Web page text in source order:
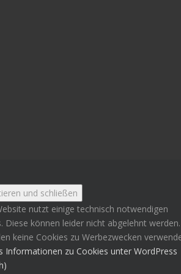
nutzt einige technisch notwendigen
Diese können leider nicht abgelehnt werden.
keine Cookies zu Werbezwecken
Informationen zu Cookies unter WordPress